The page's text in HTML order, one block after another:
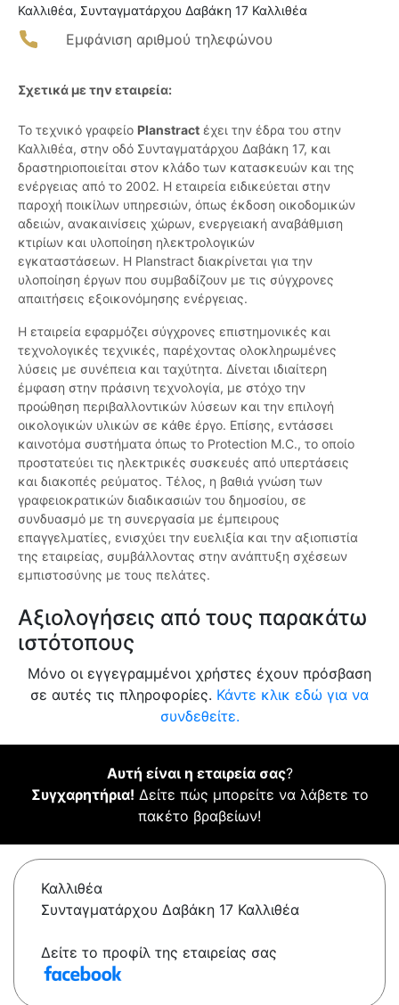
Καλλιθέα, Συνταγματάρχου Δαβάκη 17 Καλλιθέα
Εμφάνιση αριθμού τηλεφώνου
Σχετικά με την εταιρεία:
Το τεχνικό γραφείο Planstract έχει την έδρα του στην
Καλλιθέα, στην οδό Συνταγματάρχου Δαβάκη 17, και
δραστηριοποιείται στον κλάδο των κατασκευών και της
ενέργειας από το 2002. Η εταιρεία ειδικεύεται στην
παροχή ποικίλων υπηρεσιών, όπως έκδοση οικοδομικών
αδειών, ανακαινίσεις χώρων, ενεργειακή αναβάθμιση
κτιρίων και υλοποίηση ηλεκτρολογικών
εγκαταστάσεων. Η Planstract διακρίνεται για την
υλοποίηση έργων που συμβαδίζουν με τις σύγχρονες
απαιτήσεις εξοικονόμησης ενέργειας.
Η εταιρεία εφαρμόζει σύγχρονες επιστημονικές και
τεχνολογικές τεχνικές, παρέχοντας ολοκληρωμένες
λύσεις με συνέπεια και ταχύτητα. Δίνεται ιδιαίτερη
έμφαση στην πράσινη τεχνολογία, με στόχο την
προώθηση περιβαλλοντικών λύσεων και την επιλογή
οικολογικών υλικών σε κάθε έργο. Επίσης, εντάσσει
καινοτόμα συστήματα όπως το Protection M.C., το οποίο
προστατεύει τις ηλεκτρικές συσκευές από υπερτάσεις
και διακοπές ρεύματος. Τέλος, η βαθιά γνώση των
γραφειοκρατικών διαδικασιών του δημοσίου, σε
συνδυασμό με τη συνεργασία με έμπειρους
επαγγελματίες, ενισχύει την ευελιξία και την αξιοπιστία
της εταιρείας, συμβάλλοντας στην ανάπτυξη σχέσεων
εμπιστοσύνης με τους πελάτες.
Αξιολογήσεις από τους παρακάτω
ιστότοπους
Μόνο οι εγγεγραμμένοι χρήστες έχουν πρόσβαση
σε αυτές τις πληροφορίες. Κάντε κλικ εδώ για να
συνδεθείτε.
Αυτή είναι η εταιρεία σας?
Συγχαρητήρια! Δείτε πώς μπορείτε να λάβετε το
πακέτο βραβείων!
Καλλιθέα
Συνταγματάρχου Δαβάκη 17 Καλλιθέα
Δείτε το προφίλ της εταιρείας σας